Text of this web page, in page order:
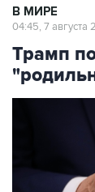
В МИРЕ
04:45, 7 августа
Трамп